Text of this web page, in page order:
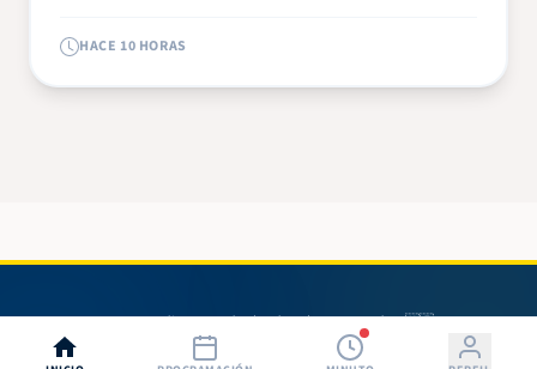
HACE 10 HORAS
© 2026 Radio 580. Todos los derechos reservados. 🇳🇮